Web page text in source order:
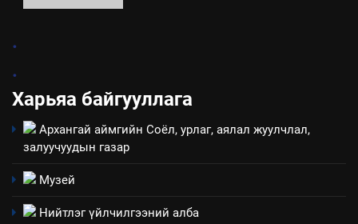
БАЙГУУЛНА
ЗАР ТАЗ-ЫН САЛБАР ЗӨВЛӨЛ
3
.
.
Харьяа байгууллага
Архангай аймгийн Соёл, урлаг, аялал жуулчлал,
залуучуудын газар
Музей
Нийтлэг үйлчилгээний алба